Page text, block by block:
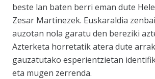
beste lan baten berri eman dute
Zesar Martinezek. Euskaraldia
auzotan nola garatu den bereziki
Azterketa horretatik atera dute
gauzatutako esperientzietan
eta mugen zerrenda.